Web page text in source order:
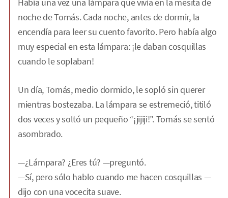
noche de Tomás. Cada noche, antes de dormir, la
encendía para leer su cuento favorito. Pero había algo
muy especial en esta lámpara: ¡le daban cosquillas
cuando le soplaban!
Un día, Tomás, medio dormido, le sopló sin querer
mientras bostezaba. La lámpara se estremeció, titiló
dos veces y soltó un pequeño “¡jijiji!”. Tomás se sentó
asombrado.
—¿Lámpara? ¿Eres tú? —preguntó.
—Sí, pero sólo hablo cuando me hacen cosquillas —
dijo con una vocecita suave.